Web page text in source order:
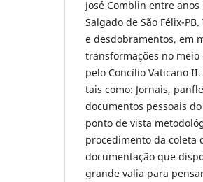
José Comblin entre
Salgado de São Félix-
e desdobramentos, em
transformações no
pelo Concílio Vaticano
tais como: Jornais,
documentos pessoais
ponto de vista
procedimento da coleta
documentação que
grande valia para